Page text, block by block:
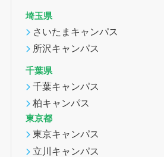
埼玉県
さいたまキャンパス
所沢キャンパス
千葉県
千葉キャンパス
柏キャンパス
東京都
東京キャンパス
立川キャンパス